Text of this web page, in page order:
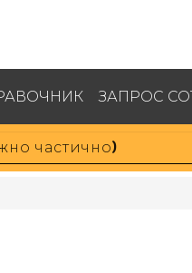
ЗАПРОС